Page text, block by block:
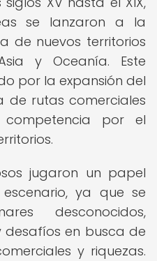
se lanzaron a la
de nuevos territorios
y Oceanía. Este
por la expansión del
de rutas comerciales
por el
jugaron un papel
ya que se
desconocidos,
en busca de
y riquezas.